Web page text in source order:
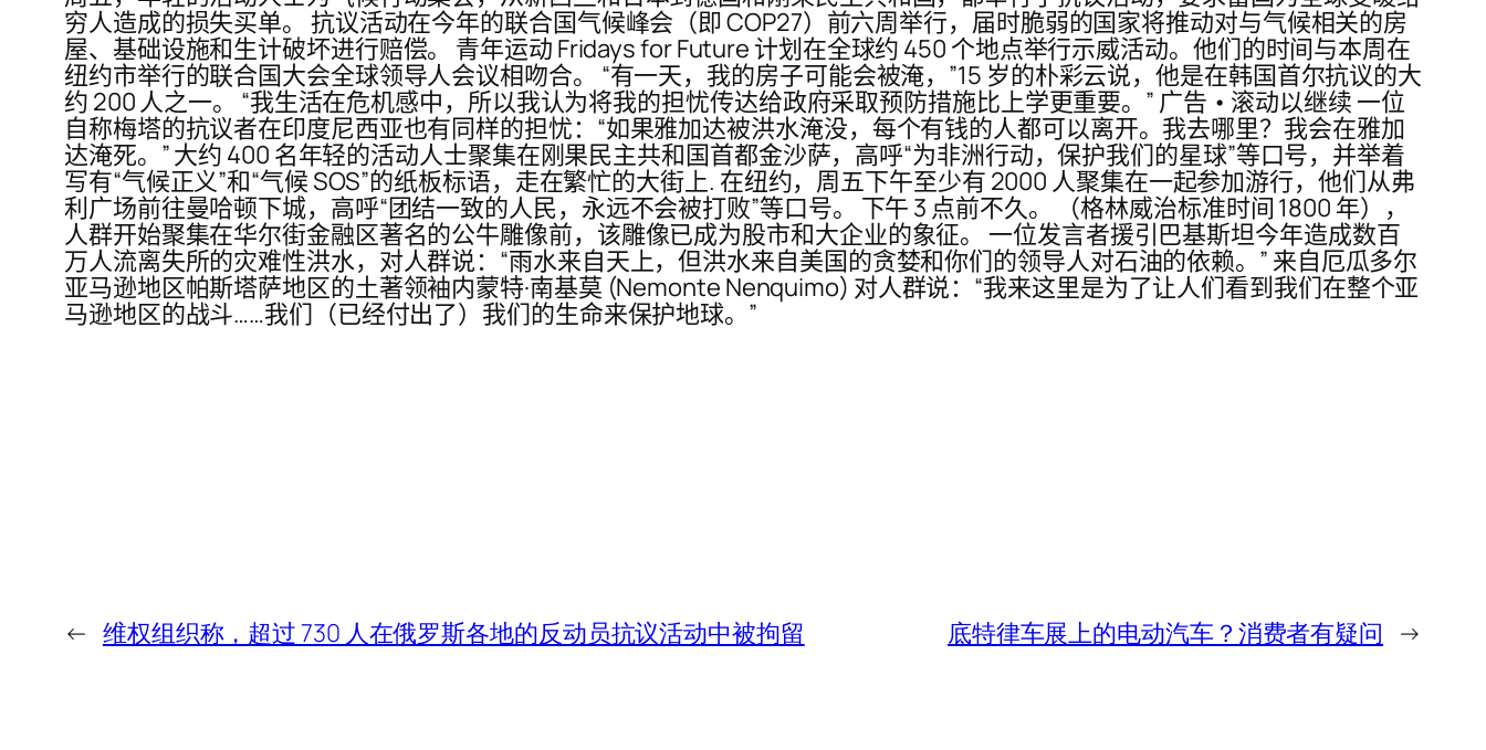
穷人造成的损失买单。 抗议活动在今年的联合国气候峰会（即 COP27）前六周举行，届时脆弱的国家将推动对与气候相关的房
屋、基础设施和生计破坏进行赔偿。 青年运动 Fridays for Future 计划在全球约 450 个地点举行示威活动。他们的时间与本周在
纽约市举行的联合国大会全球领导人会议相吻合。 “有一天，我的房子可能会被淹，”15 岁的朴彩云说，他是在韩国首尔抗议的大
约 200 人之一。 “我生活在危机感中，所以我认为将我的担忧传达给政府采取预防措施比上学更重要。” 广告 • 滚动以继续 一位
自称梅塔的抗议者在印度尼西亚也有同样的担忧：“如果雅加达被洪水淹没，每个有钱的人都可以离开。我去哪里？我会在雅加
达淹死。” 大约 400 名年轻的活动人士聚集在刚果民主共和国首都金沙萨，高呼“为非洲行动，保护我们的星球”等口号，并举着
写有“气候正义”和“气候 SOS”的纸板标语，走在繁忙的大街上. 在纽约，周五下午至少有 2000 人聚集在一起参加游行，他们从弗
利广场前往曼哈顿下城，高呼“团结一致的人民，永远不会被打败”等口号。 下午 3 点前不久。 （格林威治标准时间 1800 年），
人群开始聚集在华尔街金融区著名的公牛雕像前，该雕像已成为股市和大企业的象征。 一位发言者援引巴基斯坦今年造成数百
万人流离失所的灾难性洪水，对人群说：“雨水来自天上，但洪水来自美国的贪婪和你们的领导人对石油的依赖。” 来自厄瓜多尔
亚马逊地区帕斯塔萨地区的土著领袖内蒙特·南基莫 (Nemonte Nenquimo) 对人群说：“我来这里是为了让人们看到我们在整个亚
马逊地区的战斗……我们（已经付出了）我们的生命来保护地球。”
← 维权组织称，超过 730 人在俄罗斯各地的反动员抗议活动中被拘留 底特律车展上的电动汽车？消费者有疑问 →